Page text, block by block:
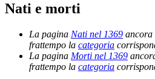
Nati e morti
La pagina Nati nel 1369 ancora
frattempo la categoria
La pagina Morti nel 1369
frattempo la categoria